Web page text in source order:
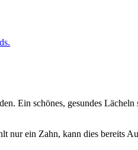
Ein schönes, gesundes
nur ein Zahn, kann dies bereits